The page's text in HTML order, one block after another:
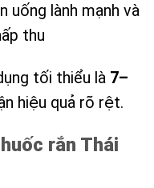
uống lành mạnh và
thu
tối thiểu là 7–
hiệu quả rõ rệt.
rắn Thái